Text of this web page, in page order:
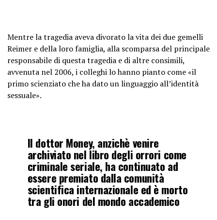
Mentre la tragedia aveva divorato la vita dei due gemelli
Reimer e della loro famiglia, alla scomparsa del principale
responsabile di questa tragedia e di altre consimili,
avvenuta nel 2006, i colleghi lo hanno pianto come «il
primo scienziato che ha dato un linguaggio all’identità
sessuale».
Il dottor Money, anzichè venire
archiviato nel libro degli orrori come
criminale seriale, ha continuato ad
essere premiato dalla comunità
scientifica internazionale ed è morto
tra gli onori del mondo accademico